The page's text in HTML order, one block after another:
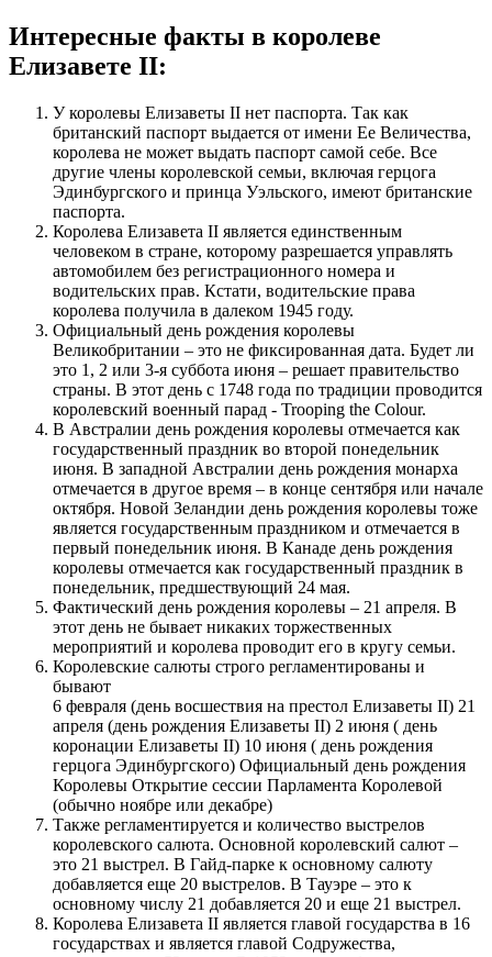
Интересные факты в королеве
Елизавете II:
У королевы Елизаветы II нет паспорта. Так как
британский паспорт выдается от имени Ее Величества,
королева не может выдать паспорт самой себе. Все
другие члены королевской семьи, включая герцога
Эдинбургского и принца Уэльского, имеют британские
паспорта.
Королева Елизавета II является единственным
человеком в стране, которому разрешается управлять
автомобилем без регистрационного номера и
водительских прав. Кстати, водительские права
королева получила в далеком 1945 году.
Официальный день рождения королевы
Великобритании – это не фиксированная дата. Будет ли
это 1, 2 или 3-я суббота июня – решает правительство
страны. В этот день с 1748 года по традиции проводится
королевский военный парад - Trooping the Colour.
В Австралии день рождения королевы отмечается как
государственный праздник во второй понедельник
июня. В западной Австралии день рождения монарха
отмечается в другое время – в конце сентября или начале
октября. Новой Зеландии день рождения королевы тоже
является государственным праздником и отмечается в
первый понедельник июня. В Канаде день рождения
королевы отмечается как государственный праздник в
понедельник, предшествующий 24 мая.
Фактический день рождения королевы – 21 апреля. В
этот день не бывает никаких торжественных
мероприятий и королева проводит его в кругу семьи.
Королевские салюты строго регламентированы и
бывают
6 февраля (день восшествия на престол Елизаветы II) 21
апреля (день рождения Елизаветы II) 2 июня ( день
коронации Елизаветы II) 10 июня ( день рождения
герцога Эдинбургского) Официальный день рождения
Королевы Открытие сессии Парламента Королевой
(обычно ноябре или декабре)
Также регламентируется и количество выстрелов
королевского салюта. Основной королевский салют –
это 21 выстрел. В Гайд-парке к основному салюту
добавляется еще 20 выстрелов. В Тауэре – это к
основному числу 21 добавляется 20 и еще 21 выстрел.
Королева Елизавета II является главой государства в 16
государствах и является главой Содружества,